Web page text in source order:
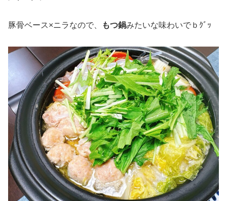
豚骨ベース×ニラなので、 もつ鍋みたいな味わいでｂｸﾞｯ